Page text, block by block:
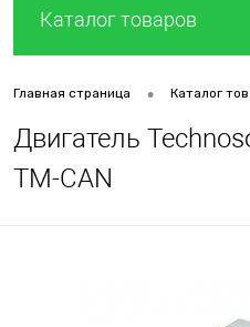
Каталог товаров
Главная страница • Каталог
Двигатель
TM-CAN